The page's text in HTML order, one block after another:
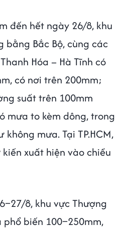
đến hết ngày 26/8, khu
Bắc Bộ, cùng các
Hóa – Hà Tĩnh có
có nơi trên 200mm;
suất trên 100mm
mưa to kèm dông, trong
mưa. Tại TP.HCM,
xuất hiện vào chiều
8, khu vực Thượng
biến 100–250mm,